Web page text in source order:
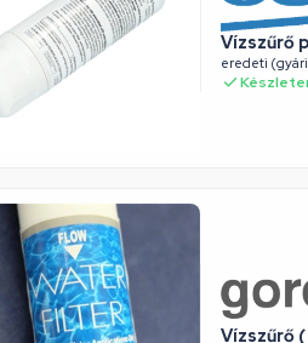
Vízszűrő
eredeti
Vízszűrő